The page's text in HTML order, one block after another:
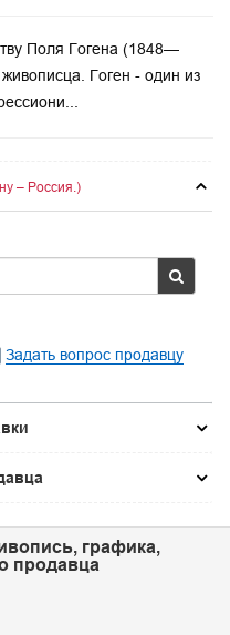
Поля Гогена (1848—
Гоген - один из
– Россия.)
Задать вопрос продавцу
графика,
продавца